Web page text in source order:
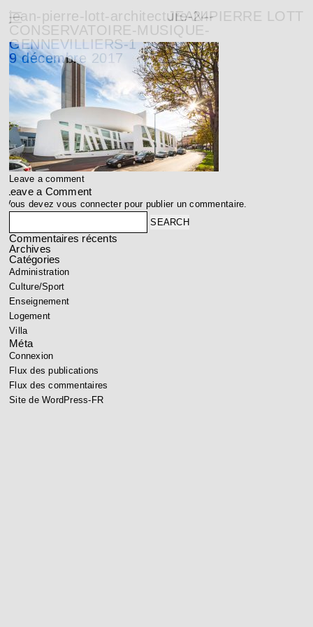
JEAN-PIERRE LOTT
jean-pierre-lott-architecture-24-
CONSERVATOIRE-MUSIQUE-
GENNEVILLIERS-1
9 décembre 2017
Leave a comment
Leave a Comment
Vous devezvous connecterpour publier un commentaire.
Commentaires récents
Archives
Catégories
Administration
Culture/Sport
Enseignement
Logement
Villa
Méta
Connexion
Flux des publications
Flux des commentaires
Site de WordPress-FR